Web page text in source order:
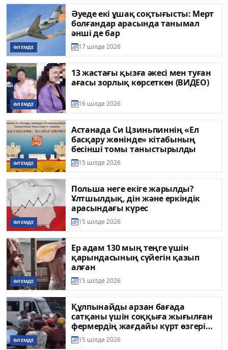
ӘЛЕМДЕ
Әуеде екі ұшақ соқтығысты: Мерт
болғандар арасында танымал
әнші де бар
17 шілде 2026
ӘЛЕМДЕ
13 жастағы қызға әкесі мен туған
ағасы зорлық көрсеткен (ВИДЕО)
16 шілде 2026
ӘЛЕМДЕ
Астанада Си Цзиньпиннің «Ел
басқару жөнінде» кітабының
бесінші томы таныстырылды
15 шілде 2026
ӘЛЕМДЕ
Польша неге екіге жарылды?
Ұлтшылдық, дін және еркіндік
арасындағы күрес
15 шілде 2026
ӘЛЕМДЕ
Ер адам 130 мың теңге үшін
қарындасының сүйегін қазып
алған
15 шілде 2026
ӘЛЕМДЕ
Құлпынайды арзан бағада
сатқаны үшін соққыға жығылған
фермердің жағдайы күрт өзгеріп
кетті
15 шілде 2026